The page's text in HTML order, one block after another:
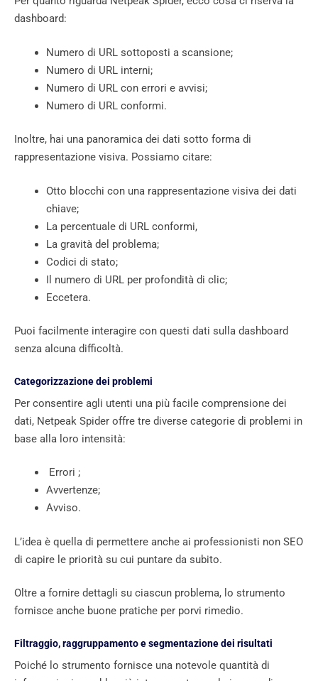
dashboard:
Numero di URL sottoposti a scansione;
Numero di URL interni;
Numero di URL con errori e avvisi;
Numero di URL conformi.
Inoltre, hai una panoramica dei dati sotto forma di
rappresentazione visiva. Possiamo citare:
Otto blocchi con una rappresentazione visiva dei dati
chiave;
La percentuale di URL conformi,
La gravità del problema;
Codici di stato;
Il numero di URL per profondità di clic;
Eccetera.
Puoi facilmente interagire con questi dati sulla dashboard
senza alcuna difficoltà.
Categorizzazione dei problemi
Per consentire agli utenti una più facile comprensione dei
dati, Netpeak Spider offre tre diverse categorie di problemi in
base alla loro intensità:
Errori ;
Avvertenze;
Avviso.
L’idea è quella di permettere anche ai professionisti non SEO
di capire le priorità su cui puntare da subito.
Oltre a fornire dettagli su ciascun problema, lo strumento
fornisce anche buone pratiche per porvi rimedio.
Filtraggio, raggruppamento e segmentazione dei risultati
Poiché lo strumento fornisce una notevole quantità di